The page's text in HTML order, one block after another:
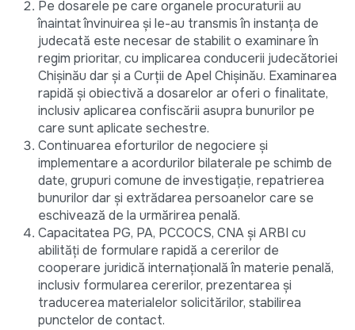
Pe dosarele pe care organele procuraturii au
înaintat învinuirea și le-au transmis în instanța de
judecată este necesar de stabilit o examinare în
regim prioritar, cu implicarea conducerii judecătoriei
Chișinău dar și a Curții de Apel Chișinău. Examinarea
rapidă și obiectivă a dosarelor ar oferi o finalitate,
inclusiv aplicarea confiscării asupra bunurilor pe
care sunt aplicate sechestre.
Continuarea eforturilor de negociere și
implementare a acordurilor bilaterale pe schimb de
date, grupuri comune de investigație, repatrierea
bunurilor dar și extrădarea persoanelor care se
eschivează de la urmărirea penală.
Capacitatea PG, PA, PCCOCS, CNA și ARBI cu
abilități de formulare rapidă a cererilor de
cooperare juridică internațională în materie penală,
inclusiv formularea cererilor, prezentarea și
traducerea materialelor solicitărilor, stabilirea
punctelor de contact.